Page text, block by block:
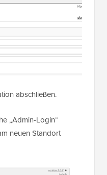
abschließen.
„Admin-Login“
neuen Standort